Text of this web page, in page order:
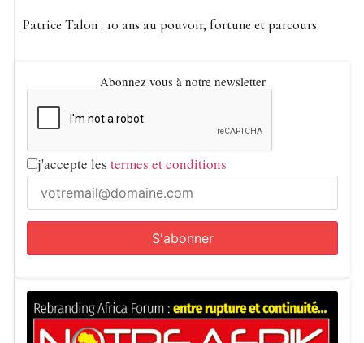
Patrice Talon : 10 ans au pouvoir, fortune et parcours
Abonnez vous à notre newsletter
j'accepte les termes et conditions